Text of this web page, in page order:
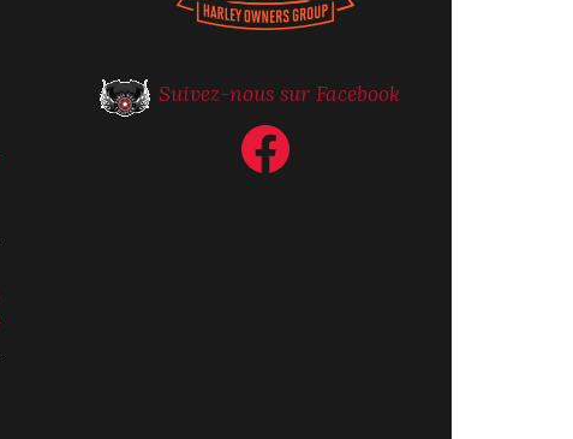
Suivez-nous sur Facebook
Facebook